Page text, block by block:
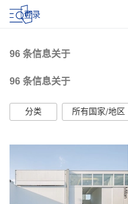
登录
96 条信息关于
96 条信息关于
分类 所有国家/地区